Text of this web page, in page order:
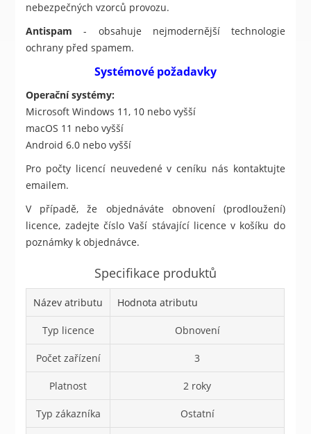
nebezpečných vzorců provozu.
Antispam - obsahuje nejmodernější technologie
ochrany před spamem.
Systémové požadavky
Operační systémy:
Microsoft Windows 11, 10 nebo vyšší
macOS 11 nebo vyšší
Android 6.0 nebo vyšší
Pro počty licencí neuvedené v ceníku nás kontaktujte
emailem.
V případě, že objednáváte obnovení (prodloužení)
licence, zadejte číslo Vaší stávající licence v košíku do
poznámky k objednávce.
Specifikace produktů
Název atributu Hodnota atributu
Typ licence Obnovení
Počet zařízení 3
Platnost 2 roky
Typ zákazníka Ostatní